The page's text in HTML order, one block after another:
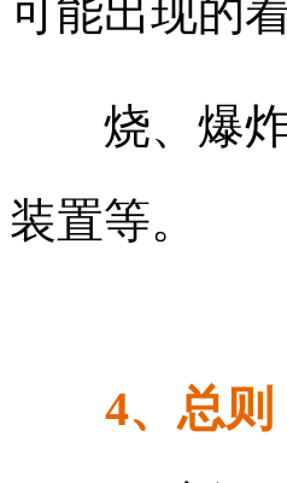
可能出现的
烧、爆炸
装置等。
4、总则